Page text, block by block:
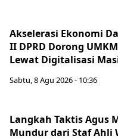
Akselerasi Ekonomi
II DPRD Dorong
Lewat Digitalisasi
Sabtu, 8 Agu 2026 - 10:36
Langkah Taktis Agus
Mundur dari Staf Ahli